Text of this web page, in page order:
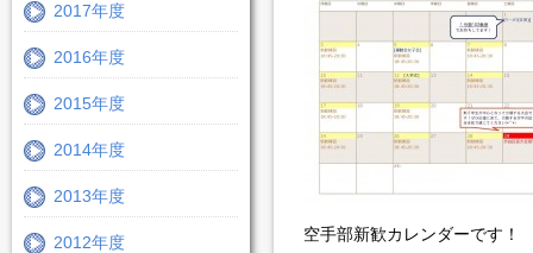
2017年度
2016年度
2015年度
2014年度
2013年度
2012年度 空手部新歓カレンダーです！